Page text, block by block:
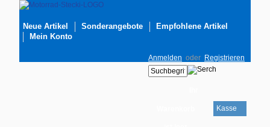
Neue Artikel Sonderangebote
Empfohlene Artikel
Mein Konto
Anmelden oder Registrieren
Kasse